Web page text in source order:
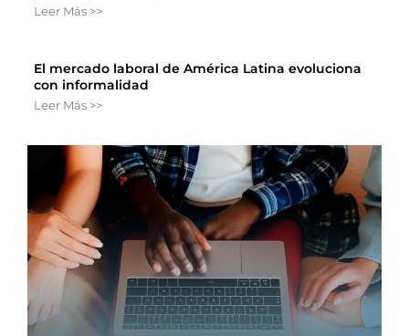
Leer Más >>
El mercado laboral de América Latina evoluciona
con informalidad
Leer Más >>